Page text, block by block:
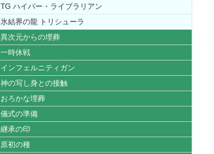
TG ハイパー・ライブラリアン
氷結界の龍 トリシューラ
異次元からの埋葬
一時休戦
インフェルニティガン
神の写し身との接触
おろかな埋葬
儀式の準備
継承の印
原初の種